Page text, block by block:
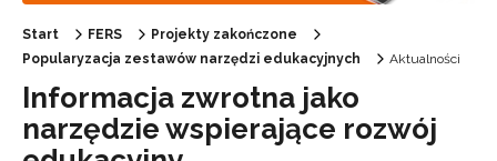
Start FERS
Projekty zakończone
Popularyzacja zestawów narzędzi edukacyjnych
Aktualności
Informacja zwrotna jako
narzędzie wspierające rozwój